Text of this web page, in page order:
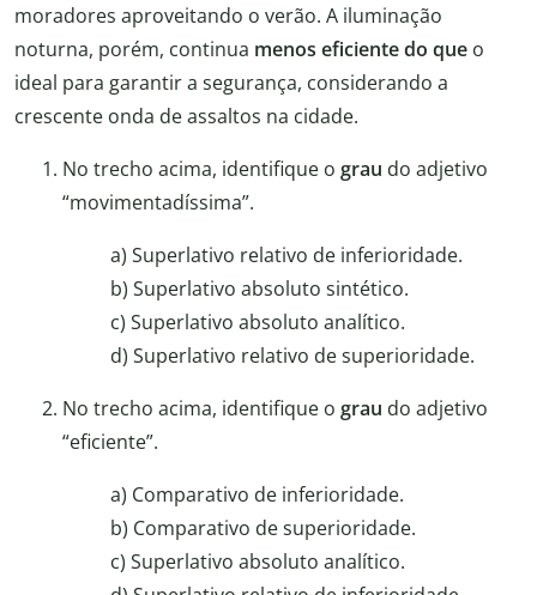
moradores aproveitando o verão. A iluminação
noturna, porém, continua menos eficiente do que o
ideal para garantir a segurança, considerando a
crescente onda de assaltos na cidade.
No trecho acima, identifique o grau do adjetivo
“movimentadíssima”.
a) Superlativo relativo de inferioridade.
b) Superlativo absoluto sintético.
c) Superlativo absoluto analítico.
d) Superlativo relativo de superioridade.
No trecho acima, identifique o grau do adjetivo
“eficiente”.
a) Comparativo de inferioridade.
b) Comparativo de superioridade.
c) Superlativo absoluto analítico.